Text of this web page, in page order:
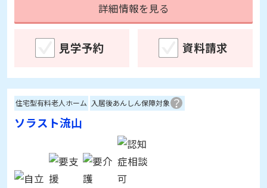
詳細情報を見る
見学予約 資料請求
住宅型有料老人ホーム 入居後あんしん保障対象
ソラスト流山